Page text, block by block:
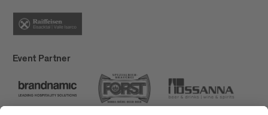
Event Partner